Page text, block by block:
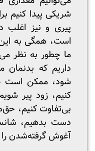
شریکی پیدا کنیم
پیری و نیز اغلب
است، همگی به
ما چطور به نظر
داریم که
شود، ممکن است
کنیم، زود پیر
بی‌تفاوت کنیم،
دست بدهیم،
آغوش گرفته‌شدن را